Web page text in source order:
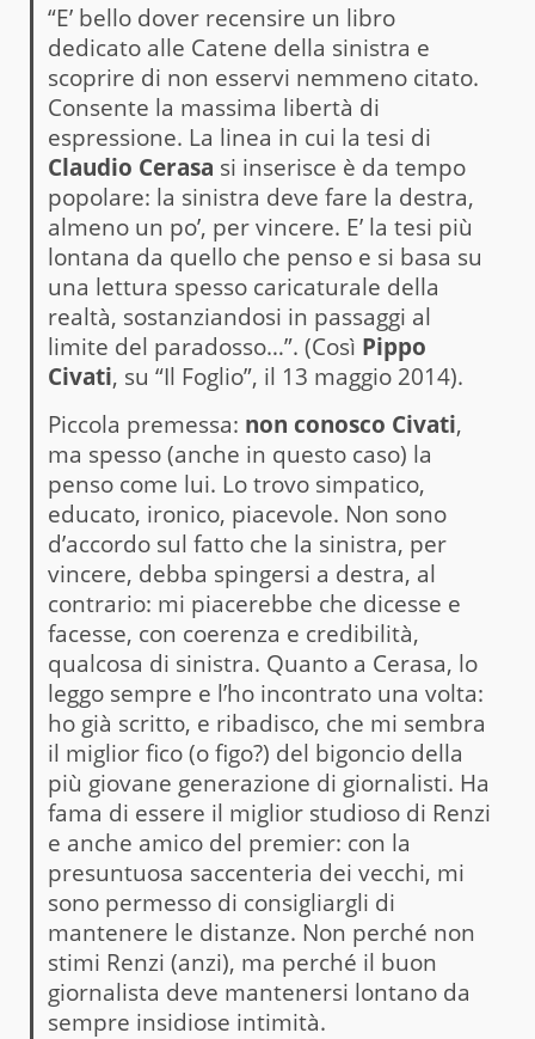
“E’ bello dover recensire un libro
dedicato alle Catene della sinistra e
scoprire di non esservi nemmeno citato.
Consente la massima libertà di
espressione. La linea in cui la tesi di
Claudio Cerasa si inserisce è da tempo
popolare: la sinistra deve fare la destra,
almeno un po’, per vincere. E’ la tesi più
lontana da quello che penso e si basa su
una lettura spesso caricaturale della
realtà, sostanziandosi in passaggi al
limite del paradosso…”. (Così Pippo
Civati, su “Il Foglio”, il 13 maggio 2014).
Piccola premessa: non conosco Civati,
ma spesso (anche in questo caso) la
penso come lui. Lo trovo simpatico,
educato, ironico, piacevole. Non sono
d’accordo sul fatto che la sinistra, per
vincere, debba spingersi a destra, al
contrario: mi piacerebbe che dicesse e
facesse, con coerenza e credibilità,
qualcosa di sinistra. Quanto a Cerasa, lo
leggo sempre e l’ho incontrato una volta:
ho già scritto, e ribadisco, che mi sembra
il miglior fico (o figo?) del bigoncio della
più giovane generazione di giornalisti. Ha
fama di essere il miglior studioso di Renzi
e anche amico del premier: con la
presuntuosa saccenteria dei vecchi, mi
sono permesso di consigliargli di
mantenere le distanze. Non perché non
stimi Renzi (anzi), ma perché il buon
giornalista deve mantenersi lontano da
sempre insidiose intimità.